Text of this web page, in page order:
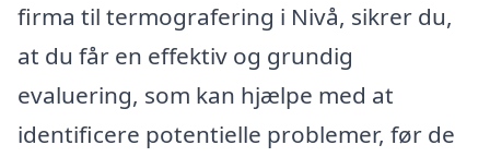
firma til termografering i Nivå, sikrer du,
at du får en effektiv og grundig
evaluering, som kan hjælpe med at
identificere potentielle problemer, før de